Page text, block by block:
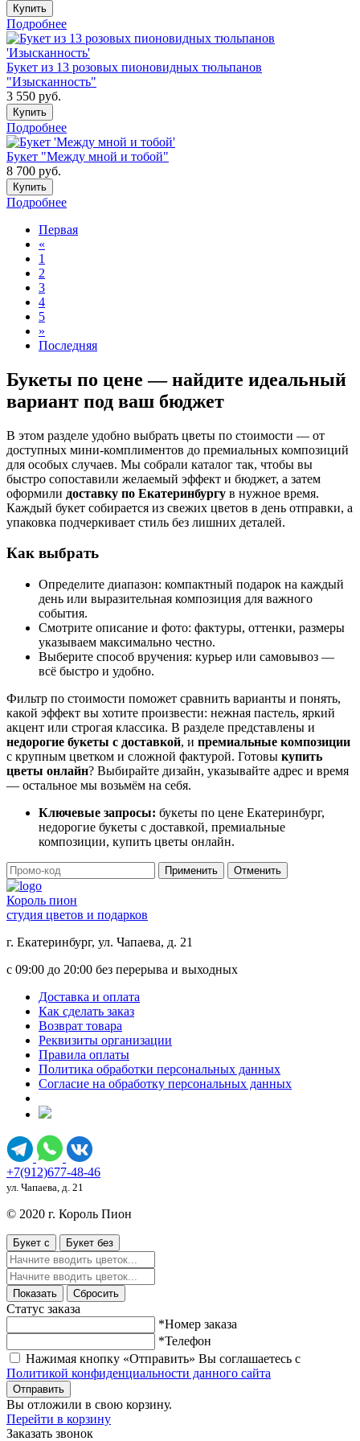
Купить
Подробнее
Букет из 13 розовых пионовидных тюльпанов
"Изысканность"
3 550 руб.
Купить
Подробнее
Букет "Между мной и тобой"
8 700 руб.
Купить
Подробнее
Первая
«
1
2
3
4
5
»
Последняя
Букеты по цене — найдите идеальный
вариант под ваш бюджет
В этом разделе удобно выбрать цветы по стоимости — от
доступных мини-комплиментов до премиальных композиций
для особых случаев. Мы собрали каталог так, чтобы вы
быстро сопоставили желаемый эффект и бюджет, а затем
оформили доставку по Екатеринбургу в нужное время.
Каждый букет собирается из свежих цветов в день отправки, а
упаковка подчеркивает стиль без лишних деталей.
Как выбрать
Определите диапазон: компактный подарок на каждый
день или выразительная композиция для важного
события.
Смотрите описание и фото: фактуры, оттенки, размеры
указываем максимально честно.
Выберите способ вручения: курьер или самовывоз —
всё быстро и удобно.
Фильтр по стоимости поможет сравнить варианты и понять,
какой эффект вы хотите произвести: нежная пастель, яркий
акцент или строгая классика. В разделе представлены и
недорогие букеты с доставкой, и премиальные композиции
с крупным цветком и сложной фактурой. Готовы купить
цветы онлайн? Выбирайте дизайн, указывайте адрес и время
— остальное мы возьмём на себя.
Ключевые запросы: букеты по цене Екатеринбург,
недорогие букеты с доставкой, премиальные
композиции, купить цветы онлайн.
Применить Отменить
Король пион
студия цветов и подарков
г. Екатеринбург, ул. Чапаева, д. 21
с 09:00 до 20:00 без перерыва и выходных
Доставка и оплата
Как сделать заказ
Возврат товара
Реквизиты организации
Правила оплаты
Политика обработки персональных данных
Согласие на обработку персональных данных
+7(912)677-48-46
ул. Чапаева, д. 21
© 2020 г. Король Пион
Букет с Букет без
Показать Сбросить
Статус заказа
*Номер заказа
*Телефон
Нажимая кнопку «Отправить» Вы соглашаетесь с
Политикой конфиденциальности данного сайта
Отправить
Вы отложили в свою корзину.
Перейти в корзину
Заказать звонок